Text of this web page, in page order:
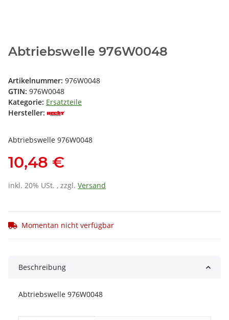
Abtriebswelle 976W0048
Artikelnummer: 976W0048
GTIN: 976W0048
Kategorie: Ersatzteile
Hersteller:
Abtriebswelle 976W0048
10,48 €
inkl. 20% USt. , zzgl. Versand
Momentan nicht verfügbar
Beschreibung
Abtriebswelle 976W0048